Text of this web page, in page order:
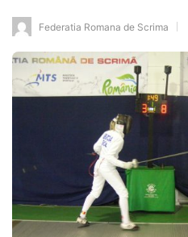
Federatia Romana de Scrima